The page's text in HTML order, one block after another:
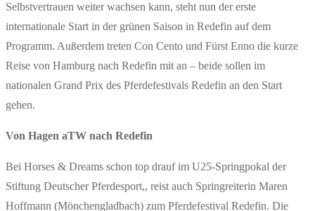
Selbstvertrauen weiter wachsen kann, steht nun der erste
internationale Start in der grünen Saison in Redefin auf dem
Programm. Außerdem treten Con Cento und Fürst Enno die kurze
Reise von Hamburg nach Redefin mit an – beide sollen im
nationalen Grand Prix des Pferdefestivals Redefin an den Start
gehen.
Von Hagen aTW nach Redefin
Bei Horses & Dreams schon top drauf im U25-Springpokal der
Stiftung Deutscher Pferdesport,, reist auch Springreiterin Maren
Hoffmann (Mönchengladbach) zum Pferdefestival Redefin. Die